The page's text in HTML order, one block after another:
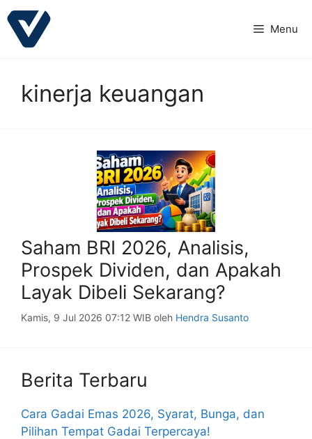
Langsung
ke
Menu
kinerja keuangan
Saham BRI 2026, Analisis,
Prospek Dividen, dan Apakah
Layak Dibeli Sekarang?
Kamis, 9 Jul 2026 07:12 WIB oleh Hendra Susanto
Berita Terbaru
Cara Gadai Emas 2026, Syarat, Bunga, dan
Pilihan Tempat Gadai Terpercaya!